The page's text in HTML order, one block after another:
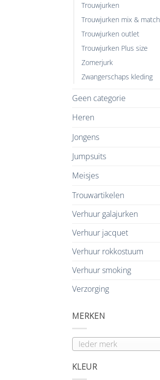
Trouwjurken
Trouwjurken mix & match
Trouwjurken outlet
Trouwjurken Plus size
Zomerjurk
Zwangerschaps kleding
Geen categorie
Heren
Jongens
Jumpsuits
Meisjes
Trouwartikelen
Verhuur galajurken
Verhuur jacquet
Verhuur rokkostuum
Verhuur smoking
Verzorging
MERKEN
KLEUR